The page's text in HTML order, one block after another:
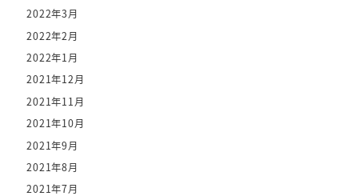
2022年3月
2022年2月
2022年1月
2021年12月
2021年11月
2021年10月
2021年9月
2021年8月
2021年7月